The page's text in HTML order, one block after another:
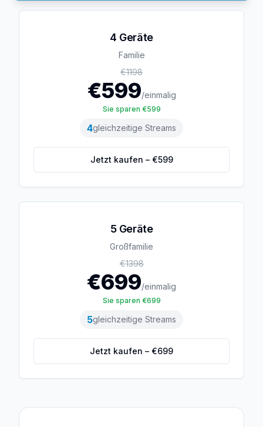
4 Geräte
Familie
€1198
€599/einmalig
Sie sparen €599
4gleichzeitige Streams
Jetzt kaufen – €599
5 Geräte
Großfamilie
€1398
€699/einmalig
Sie sparen €699
5gleichzeitige Streams
Jetzt kaufen – €699